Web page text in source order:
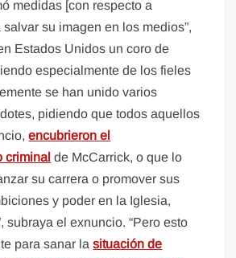
medidas [con respecto a
su imagen en los medios”,
Estados Unidos un coro de
especialmente de los fieles
se han unido varios
pidiendo que todos aquellos
encubrieron el
criminal de McCarrick, o que lo
su carrera o promover sus
y poder en la Iglesia,
subraya el exnuncio. “Pero esto
para sanar lasituación de